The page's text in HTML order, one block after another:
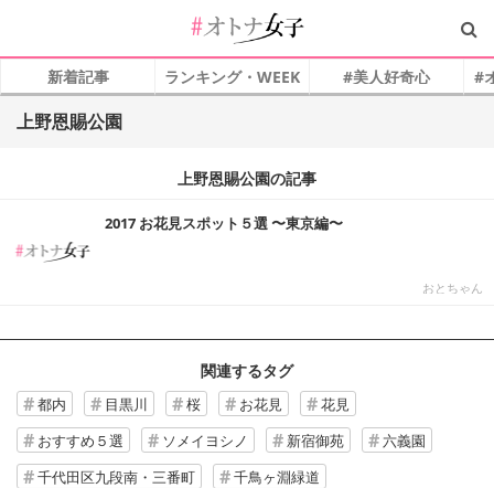
新着記事 ランキング・WEEK #美人好奇心 #
上野恩賜公園
上野恩賜公園の記事
2017 お花見スポット５選 〜東京編〜
おとちゃん
関連するタグ
都内 目黒川 桜 お花見
花見
おすすめ５選
ソメイヨシノ 新宿御苑
六義園
千代田区九段南・三番町
千鳥ヶ淵緑道